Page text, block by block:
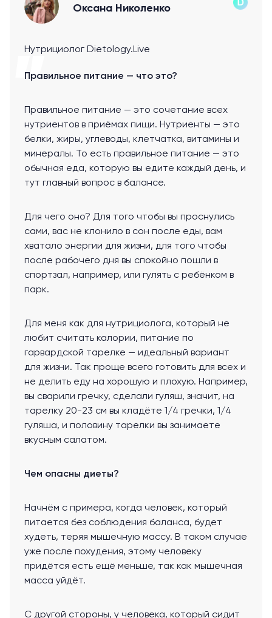
Оксана Николенко
Нутрициолог Dietology.Live
Правильное питание — что это?
Правильное питание — это сочетание всех
нутриентов в приёмах пищи. Нутриенты — это
белки, жиры, углеводы, клетчатка, витамины и
минералы. То есть правильное питание — это
обычная еда, которую вы едите каждый день, и
тут главный вопрос в балансе.
Для чего оно? Для того чтобы вы проснулись
сами, вас не клонило в сон после еды, вам
хватало энергии для жизни, для того чтобы
после рабочего дня вы спокойно пошли в
спортзал, например, или гулять с ребёнком в
парк.
Для меня как для нутрициолога, который не
любит считать калории, питание по
гарвардской тарелке — идеальный вариант
для жизни. Так проще всего готовить для всех и
не делить еду на хорошую и плохую. Например,
вы сварили гречку, сделали гуляш, значит, на
тарелку 20-23 см вы кладёте 1/4 гречки, 1/4
гуляша, и половину тарелки вы занимаете
вкусным салатом.
Чем опасны диеты?
Начнём с примера, когда человек, который
питается без соблюдения баланса, будет
худеть, теряя мышечную массу. В таком случае
уже после похудения, этому человеку
придётся есть ещё меньше, так как мышечная
масса уйдёт.
С другой стороны, у человека, который сидит